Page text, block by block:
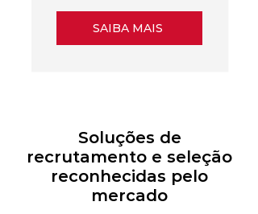
SAIBA MAIS
Soluções de
recrutamento e seleção
reconhecidas pelo
mercado